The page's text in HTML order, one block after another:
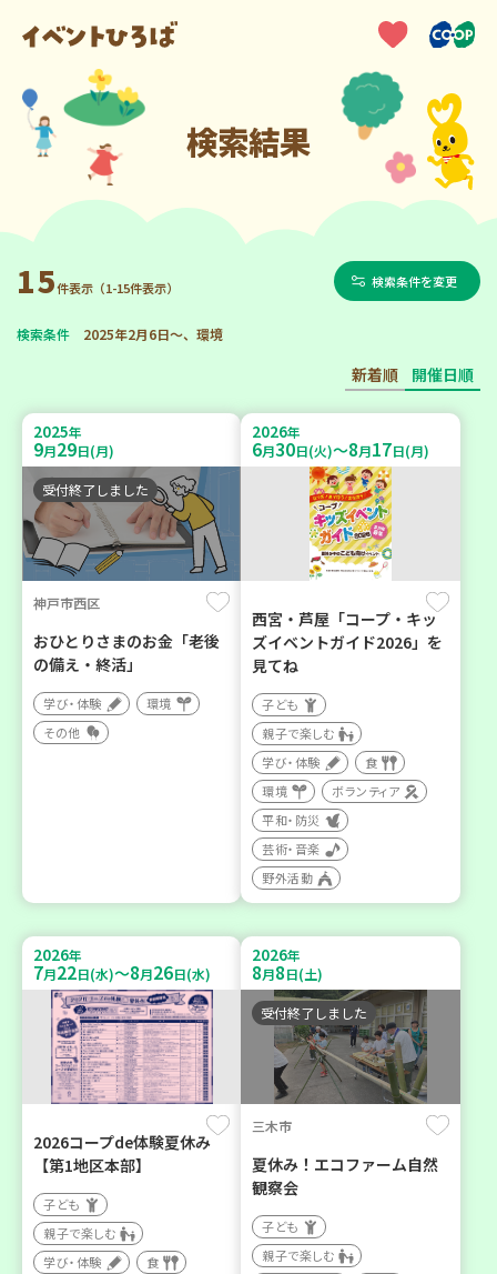
検索結果
15件表示（1-15件表示） 検索条件を変更
検索条件 2025年2月6日～、環境
新着順 開催日順
2025年
9月29日(月)
受付終了しました
神戸市西区
おひとりさまのお金「老後
の備え・終活」
学び・体験
環境
その他
2026年
6月30日(火)～8月17日(月)
西宮・芦屋「コープ・キッ
ズイベントガイド2026」を
見てね
子ども
親子で楽しむ
学び・体験
食
環境
ボランティア
平和・防災
芸術・音楽
野外活動
2026年
7月22日(水)～8月26日(水)
2026コープde体験夏休み
【第1地区本部】
子ども
親子で楽しむ
学び・体験
食
2026年
8月8日(土)
受付終了しました
三木市
夏休み！エコファーム自然
観察会
子ども
親子で楽しむ